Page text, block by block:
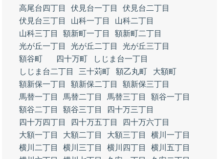
高尾台四丁目
伏見台一丁目
伏見台二丁目
伏見台三丁目
山科一丁目
山科二丁目
山科三丁目
額新町一丁目
額新町二丁目
光が丘一丁目
光が丘二丁目
光が丘三丁目
額谷町
四十万町
しじま台一丁目
しじま台二丁目
三十苅町 額乙丸町
大額町
額新保一丁目
額新保二丁目
額新保三丁目
馬替一丁目
馬替二丁目 馬替三丁目
額谷一丁目
額谷二丁目
額谷三丁目
四十万三丁目
四十万四丁目
四十万五丁目
四十万六丁目
大額一丁目
大額二丁目 大額三丁目
横川一丁目
横川二丁目
横川三丁目 横川四丁目
横川五丁目